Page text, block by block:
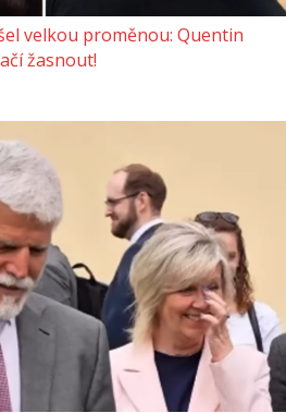
velkou proměnou: Quentin
žasnout!